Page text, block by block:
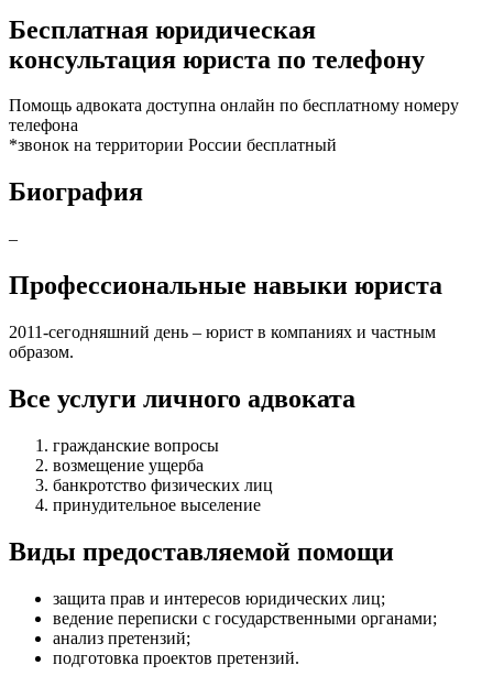
Бесплатная юридическая
консультация юриста по телефону
Помощь адвоката доступна онлайн по бесплатному номеру
телефона
*звонок на территории России бесплатный
Биография
–
Профессиональные навыки юриста
2011-сегодняшний день – юрист в компаниях и частным
образом.
Все услуги личного адвоката
гражданские вопросы
возмещение ущерба
банкротство физических лиц
принудительное выселение
Виды предоставляемой помощи
защита прав и интересов юридических лиц;
ведение переписки с государственными органами;
анализ претензий;
подготовка проектов претензий.